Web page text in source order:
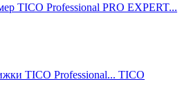
TICO Professional PRO EXPERT...
TICO Professional... TICO